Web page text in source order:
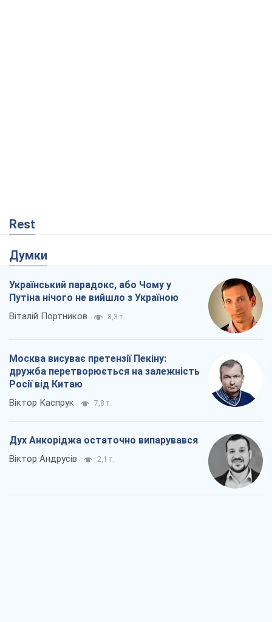
Rest
Думки
Український парадокс, або Чому у
Путіна нічого не вийшло з Україною
Віталій Портников 8,3 т.
Москва висуває претензії Пекіну:
дружба перетворюється на залежність
Росії від Китаю
Віктор Каспрук 7,8 т.
Дух Анкоріджа остаточно випарувався
Віктор Андрусів 2,1 т.